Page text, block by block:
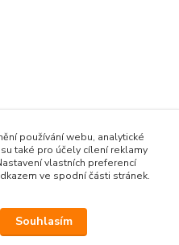
LÁTKAMI
používání webu, analytické
také pro účely cílení reklamy
vlastních preferencí
ve spodní části stránek.
Souhlasím